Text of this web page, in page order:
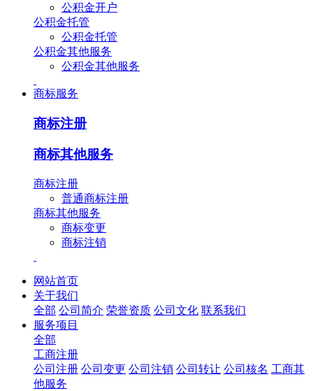
公积金开户
公积金托管
公积金托管
公积金其他服务
公积金其他服务
商标服务
商标注册
商标其他服务
商标注册
普通商标注册
商标其他服务
商标变更
商标注销
网站首页
关于我们
全部 公司简介 荣誉资质 公司文化 联系我们
服务项目
全部
工商注册
公司注册 公司变更 公司注销 公司转让 公司核名 工商其
他服务